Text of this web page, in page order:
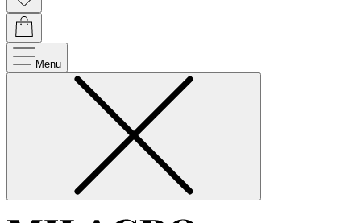
Menu